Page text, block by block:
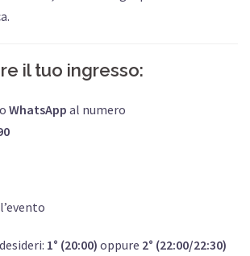
il tuo ingresso:
WhatsApp al numero
1° (20:00) oppure 2° (22:00/22:30)